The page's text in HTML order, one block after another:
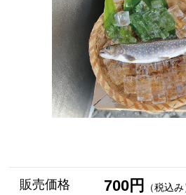
販売価格 700円 （税込み